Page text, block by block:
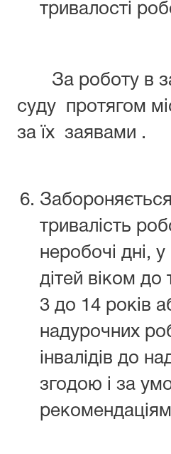
тривалості
За роботу в
суду протягом
за їх заявами .
тривалість
неробочі дні,
дітей віком до
3 до 14 років
надурочних
інвалідів до
згодою і за